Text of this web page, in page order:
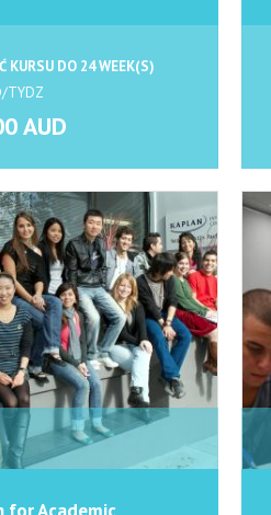
KURSU DO 24 WEEK(S)
TYDZ
AUD